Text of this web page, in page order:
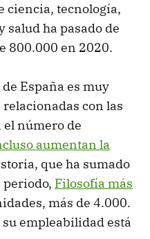
ciencia, tecnología,
ha pasado de
800.000 en 2020.
España es muy
con las
número de
aumentan la
que ha sumado
periodo, Filosofía más
más de 4.000.
empleabilidad está